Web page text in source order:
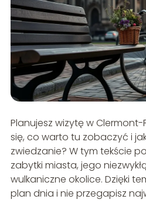
Planujesz wizytę w
się, co warto tu zobaczyć i
zwiedzanie? W tym tekście
zabytki miasta, jego
wulkaniczne okolice. Dzięki
plan dnia i nie przegapisz